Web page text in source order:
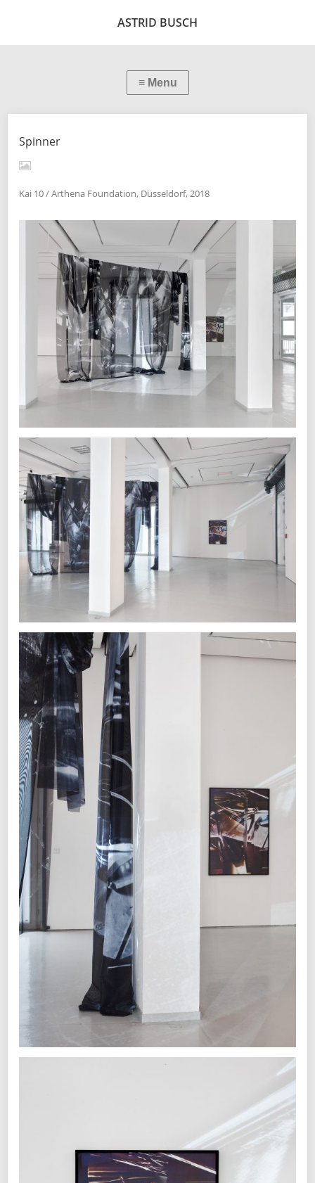
ASTRID BUSCH
Spinner
Kai 10 / Arthena Foundation, Düsseldorf, 2018